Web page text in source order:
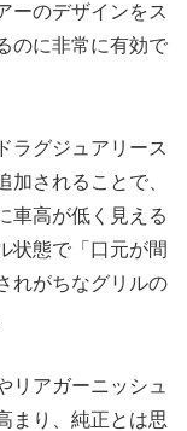
ーのデザインをス
のに非常に有効で
ラグジュアリース
加されることで、
車高が低く見える
状態で「口元が間
れがちなグリルの
リアガーニッシュ
まり、純正とは思